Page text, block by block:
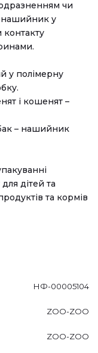
чи
нашийник у
контакту
у полімерну
і кошенят –
– нашийник
дітей та
та кормів
НФ-00005104
ZOO-ZOO
ZOO-ZOO